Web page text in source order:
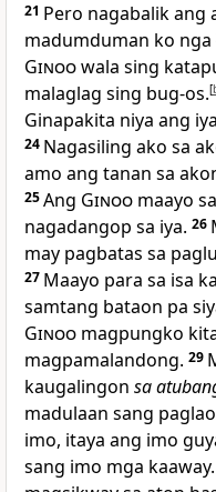
21 Pero nagabalik ang
madumduman ko nga
Ginoowala sing
malaglag sing bug-os.[
Ginapakita niya ang
24 Nagasiling ako sa
amo ang tanan sa
25Ang Ginoo maayo
nagadangop sa iya. 26
may pagbatas sa
27 Maayo para sa isa
samtang bataon pa
Ginoo magpungko
magpamalandong. 29
kaugalingon sa
madulaan sang
imo, itaya ang imo
sang imo mga kaaway.